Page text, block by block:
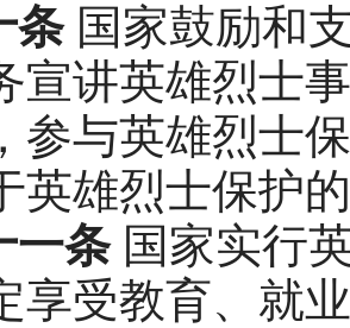
条 国家鼓励和
宣讲英雄烈士
参与英雄烈士
英雄烈士保护
一条 国家实行
享受教育、就